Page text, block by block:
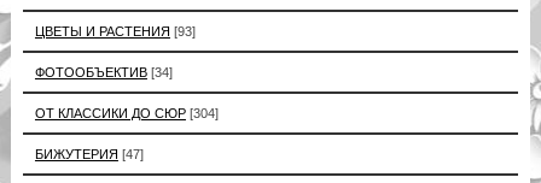
ЦВЕТЫ И РАСТЕНИЯ [93]
ФОТООБЪЕКТИВ [34]
ОТ КЛАССИКИ ДО СЮР [304]
БИЖУТЕРИЯ [47]